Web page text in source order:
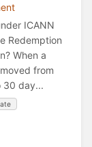
ICANN
Redemption
When a
from
30 day...